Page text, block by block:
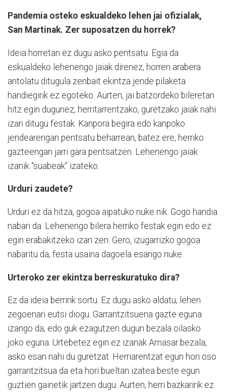
Pandemia osteko eskualdeko lehen jai ofizialak,
San Martinak. Zer suposatzen du horrek?
Ideia horretan ez dugu asko pentsatu. Egia da
eskualdeko lehenengo jaiak direnez, horren arabera
antolatu ditugula zenbait ekintza jende pilaketa
handiegirik ez egoteko. Aurten, jai batzordeko bileretan
hitz egin dugunez, herritarrentzako, guretzako jaiak nahi
izan ditugu festak. Kanpora begira edo kanpoko
jendearengan pentsatu beharrean, batez ere, herriko
gazteengan jarri gara pentsatzen. Lehenengo jaiak
izanik “suabeak” izateko.
Urduri zaudete?
Urduri ez da hitza, gogoa aipatuko nuke nik. Gogo handia
nabari da. Lehenengo bilera herriko festak egin edo ez
egin erabakitzeko izan zen. Gero, izugarrizko gogoa
nabaritu da, festa usaina dagoela esango nuke.
Urteroko zer ekintza berreskuratuko dira?
Ez da ideia berririk sortu. Ez dugu asko aldatu, lehen
zegoenari eutsi diogu. Garrantzitsuena gazte eguna
izango da, edo guk ezagutzen dugun bezala oilasko
joko eguna. Urtebetez egin ez izanak Amasar bezala,
asko esan nahi du guretzat. Herriarentzat egun hori oso
garrantzitsua da eta hori bueltan izatea beste egun
guztien gainetik jartzen dugu. Aurten, herri bazkaririk ez